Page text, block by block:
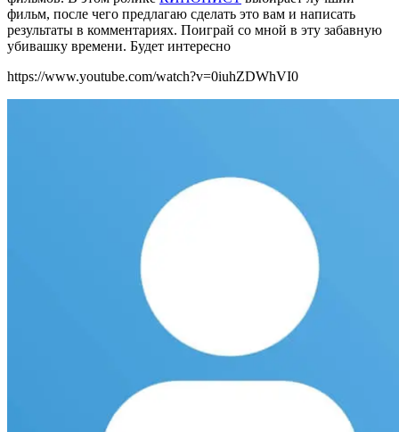
фильм, после чего предлагаю сделать это вам и написать
результаты в комментариях. Поиграй со мной в эту забавную
убивашку времени. Будет интересно
https://www.youtube.com/watch?v=0iuhZDWhVI0